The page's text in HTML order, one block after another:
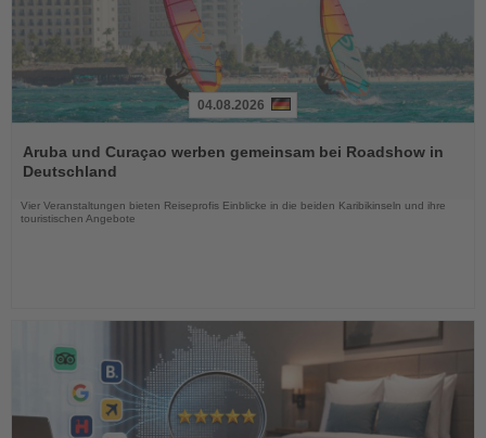
Sie
die
04.08.2026
Aruba und Curaçao werben gemeinsam bei Roadshow in
Deutschland
Vier Veranstaltungen bieten Reiseprofis Einblicke in die beiden Karibikinseln und ihre
touristischen Angebote